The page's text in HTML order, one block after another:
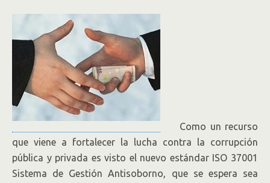
Como un recurso
que viene a fortalecer la lucha contra la corrupción
pública y privada es visto el nuevo estándar ISO 37001
Sistema de Gestión Antisoborno, que se espera sea